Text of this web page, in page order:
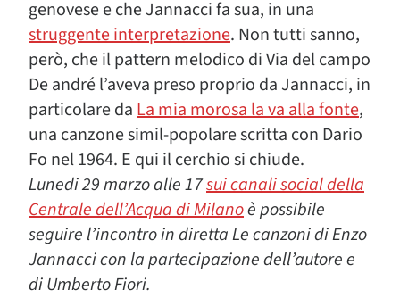
genovese e che Jannacci fa sua, in una
struggente interpretazione. Non tutti sanno,
però, che il pattern melodico di Via del campo
De andré l’aveva preso proprio da Jannacci, in
particolare daLa mia morosa la va alla fonte,
una canzone simil-popolare scritta con Dario
Fo nel 1964. E qui il cerchio si chiude.
Lunedi 29 marzo alle 17sui canali social della
Centrale dell’Acqua di Milanoè possibile
seguire l’incontro in diretta Le canzoni di Enzo
Jannacci con la partecipazione dell’autore e
di Umberto Fiori.